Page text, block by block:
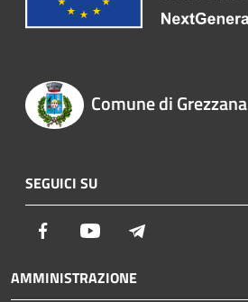
Comune di Grezzana
SEGUICI SU
Facebook Youtube
AMMINISTRAZIONE